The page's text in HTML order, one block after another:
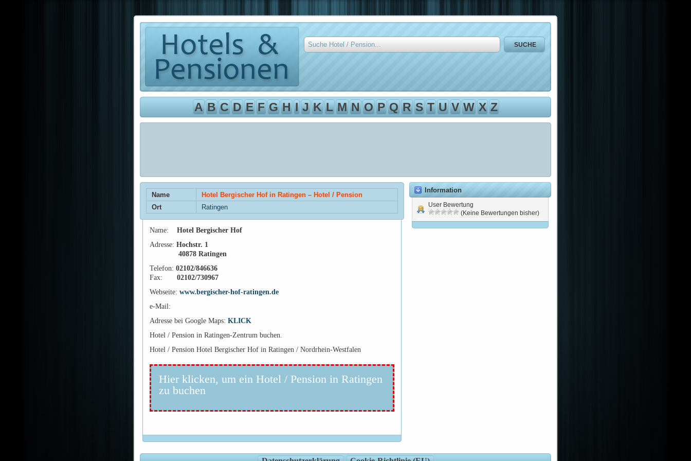
A B C D E F G H I J K L M N O P Q R S T U V W X Z
Name
Hotel Bergischer Hof in Ratingen – Hotel / Pension
Ort
Ratingen
Name: Hotel Bergischer Hof
Adresse: Hochstr. 1
40878 Ratingen
Telefon: 02102/846636
Fax: 02102/730967
Webseite: www.bergischer-hof-ratingen.de
e-Mail:
Adresse bei Google Maps: KLICK
Hotel / Pension in Ratingen-Zentrum buchen.
Hotel / Pension Hotel Bergischer Hof in Ratingen / Nordrhein-Westfalen
Hier klicken, um ein Hotel / Pension in Ratingen
zu buchen
Information
User Bewertung
(Keine Bewertungen bisher)